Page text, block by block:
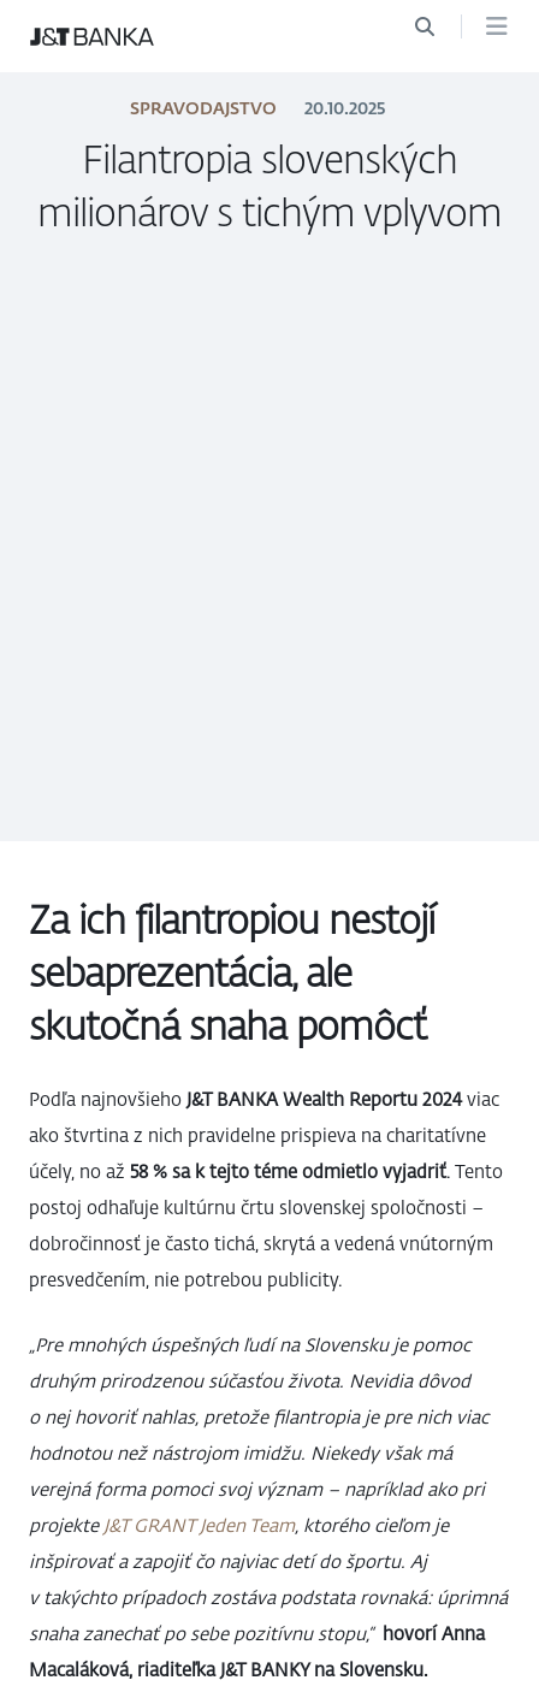
SPRAVODAJSTVO 20.10.2025
Filantropia slovenských
milionárov s tichým vplyvom
Za ich filantropiou nestojí
sebaprezentácia, ale
skutočná snaha pomôcť
Podľa najnovšiehoJ&T BANKA Wealth Reportu 2024viac
ako štvrtina z nich pravidelne prispieva na charitatívne
účely, no až 58 % sa k tejto téme odmietlo vyjadriť. Tento
postoj odhaľuje kultúrnu črtu slovenskej spoločnosti –
dobročinnosť je často tichá, skrytá a vedená vnútorným
presvedčením, nie potrebou publicity.
„Pre mnohých úspešných ľudí na Slovensku je pomoc
druhým prirodzenou súčasťou života. Nevidia dôvod
o nej hovoriť nahlas, pretože filantropia je pre nich viac
hodnotou než nástrojom imidžu. Niekedy však má
verejná forma pomoci svoj význam – napríklad ako pri
projekteJ&T GRANT Jeden Team, ktorého cieľom je
inšpirovať a zapojiť čo najviac detí do športu. Aj
v takýchto prípadoch zostáva podstata rovnaká: úprimná
snaha zanechať po sebe pozitívnu stopu,“ hovorí Anna
Macaláková, riaditeľka J&T BANKY na Slovensku.